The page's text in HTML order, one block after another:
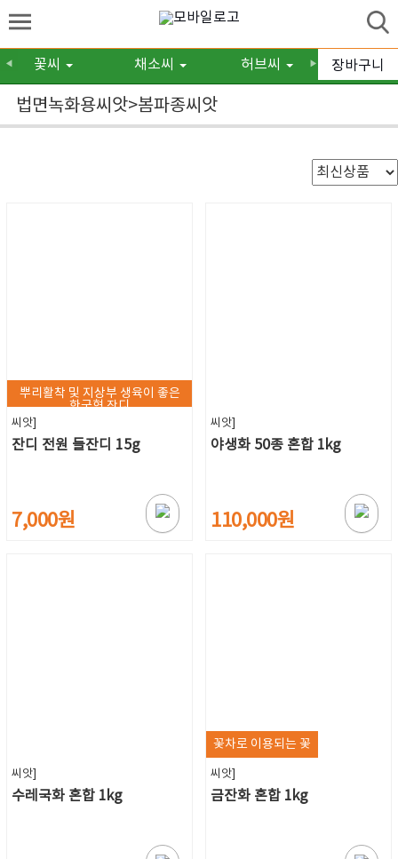
◀ 꽃씨 채소씨 허브씨 구근/숙
▶ 장바구니
법면녹화용씨앗>봄파종씨앗
뿌리활착 및 지상부 생육이 좋은
한국형 잔디
씨앗]
잔디 전원 들잔디 15g
7,000원
씨앗]
야생화 50종 혼합 1kg
110,000원
씨앗]
수레국화 혼합 1kg
꽃차로 이용되는 꽃
씨앗]
금잔화 혼합 1kg